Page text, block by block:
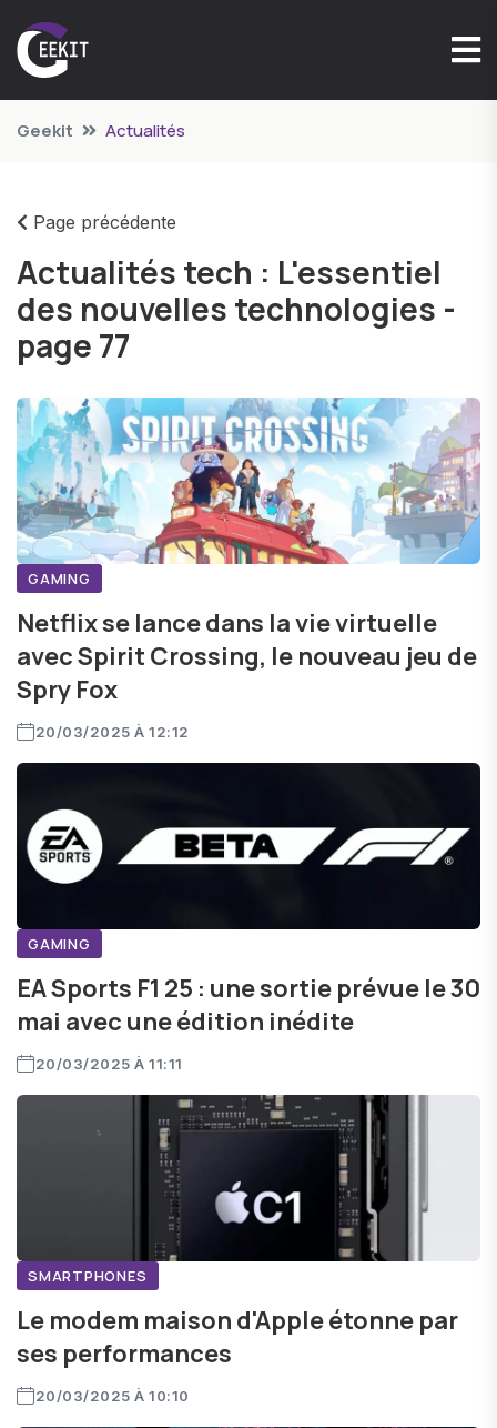
Geekit Actualités
Page précédente
Actualités tech : L'essentiel
des nouvelles technologies -
page 77
GAMING
Netflix se lance dans la vie virtuelle
avec Spirit Crossing, le nouveau jeu de
Spry Fox
20/03/2025 À 12:12
GAMING
EA Sports F1 25 : une sortie prévue le 30
mai avec une édition inédite
20/03/2025 À 11:11
SMARTPHONES
Le modem maison d'Apple étonne par
ses performances
20/03/2025 À 10:10